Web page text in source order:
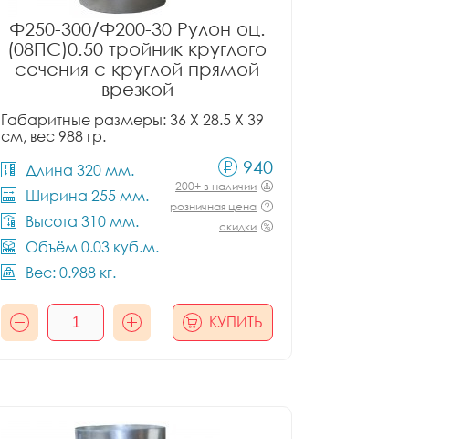
Ф250-300/Ф200-30 Рулон оц.
(08ПС)0.50 тройник круглого
сечения с круглой прямой
врезкой
Габаритные размеры: 36 X 28.5 X 39
см, вес 988 гр.
Длина 320 мм.
Ширина 255 мм.
Высота 310 мм.
Объём 0.03 куб.м.
Вес: 0.988 кг.
940
200+ в наличии
розничная цена
скидки
КУПИТЬ